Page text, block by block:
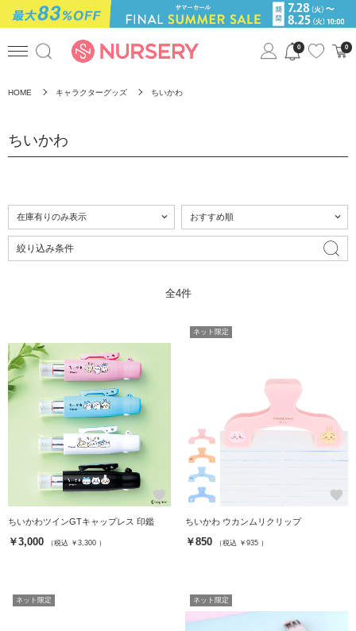
0 0
HOME キャラクターグッズ ちいかわ
ちいかわ
絞り込み条件
全4件
favorite
ちいかわツインGTキャップレス 印鑑
￥3,000 （税込 ￥3,300 ）
ネット限定
favorite
ちいかわ ウカンムリクリップ
￥850 （税込 ￥935 ）
ネット限定 ネット限定